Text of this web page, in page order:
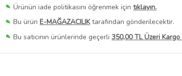
Ürünün iade politikasını öğrenmek için tıklayın.
Bu ürün E-MAĞAZACILIKtarafından gönderilecektir.
Bu satıcının ürünlerinde geçerli 350,00 TL Üzeri
Bu SatıcınınTüm Ürünlerini Görüntüle